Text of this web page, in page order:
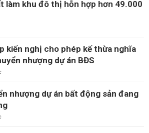
làm khu đô thị hỗn hợp hơn 49.000
kiến nghị cho phép kế thừa nghĩa
nhượng dự án BĐS
nhượng dự án bất động sản đang